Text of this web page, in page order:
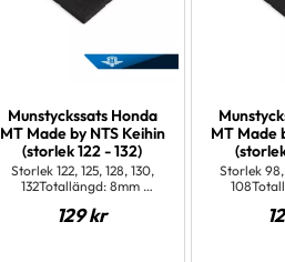
Munstyckssats Honda
MT Made by NTS Keihin
(storlek 122 - 132)
Storlek 122, 125, 128, 130,
132Totallängd: 8mm
M5x0,8 mm Huvud: Runt = 6
129kr
MT Made
Storlek 98,
M5x0,8 mm